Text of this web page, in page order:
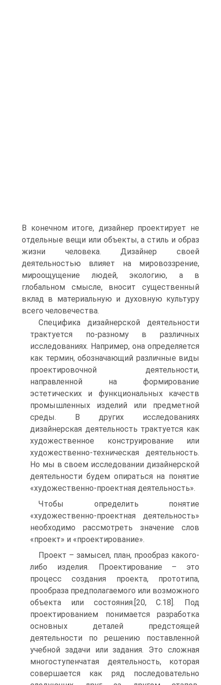
В конечном итоге, дизайнер проектирует не
отдельные вещи или объекты, а стиль и образ
жизни человека. Дизайнер своей
деятельностью влияет на мировоззрение,
мироощущение людей, экологию, а в
глобальном смысле, вносит существенный
вклад в материальную и духовную культуру
всего человечества.
Специфика дизайнерской деятельности
трактуется по-разному в различных
исследованиях. Например, она определяется
как термин, обозначающий различные виды
проектировочной деятельности,
направленной на формирование
эстетических и функциональных качеств
промышленных изделий или предметной
среды. В других исследованиях
дизайнерская деятельность трактуется как
художественное конструирование или
художественно-техническая деятельность.
Но мы в своем исследовании дизайнерской
деятельности будем опираться на понятие
«художественно-проектная деятельность».
Чтобы определить понятие
«художественно-проектная деятельность»
необходимо рассмотреть значение слов
«проект» и «проектирование».
Проект – замысел, план, прообраз какого-
либо изделия. Проектирование – это
процесс создания проекта, прототипа,
прообраза предполагаемого или возможного
объекта или состояния.[20, С.18]. Под
проектированием понимается разработка
основных деталей предстоящей
деятельности по решению поставленной
учебной задачи или задания. Это сложная
многоступенчатая деятельность, которая
совершается как ряд последовательно